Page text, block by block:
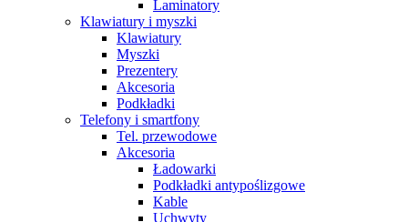
Laminatory
Klawiatury i myszki
Klawiatury
Myszki
Prezentery
Akcesoria
Podkładki
Telefony i smartfony
Tel. przewodowe
Akcesoria
Ładowarki
Podkładki antypoślizgowe
Kable
Uchwyty